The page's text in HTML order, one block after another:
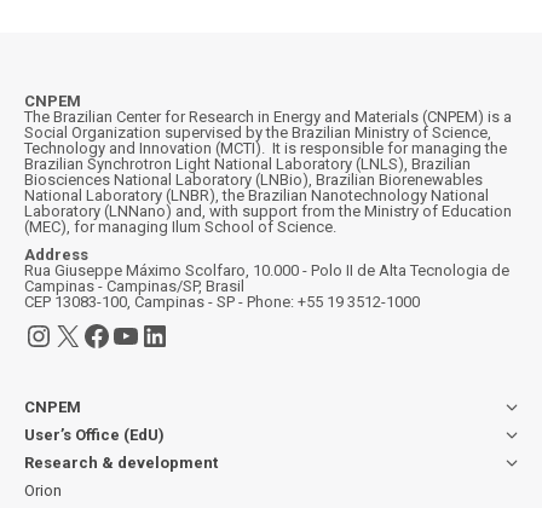
CNPEM
The Brazilian Center for Research in Energy and Materials (CNPEM) is a
Social Organization supervised by the Brazilian Ministry of Science,
Technology and Innovation (MCTI). It is responsible for managing the
Brazilian Synchrotron Light National Laboratory (LNLS), Brazilian
Biosciences National Laboratory (LNBio), Brazilian Biorenewables
National Laboratory (LNBR), the Brazilian Nanotechnology National
Laboratory (LNNano) and, with support from the Ministry of Education
(MEC), for managing Ilum School of Science.
Address
Rua Giuseppe Máximo Scolfaro, 10.000 - Polo II de Alta Tecnologia de
Campinas - Campinas/SP, Brasil
CEP 13083-100, Campinas - SP - Phone: +55 19 3512-1000
Instagram
X Facebook
YouTube
LinkedIn
CNPEM
User’s Office (EdU)
Research & development
Orion